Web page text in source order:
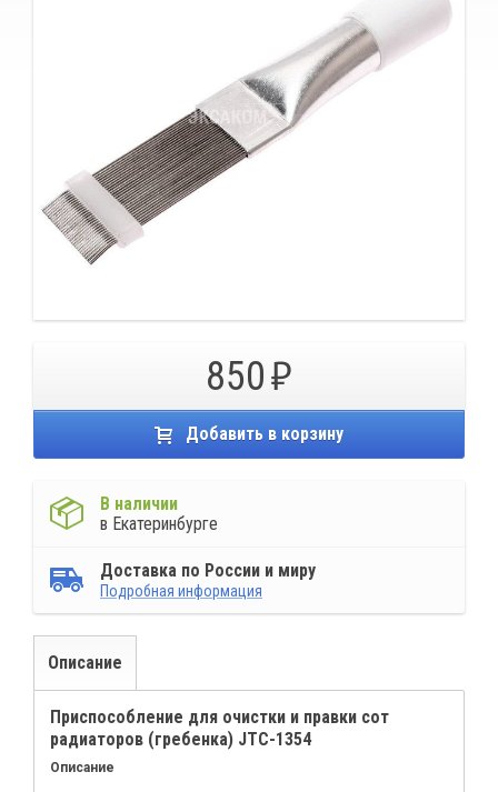
850
Добавить в корзину
В наличии
в Екатеринбурге
Доставка по России и миру
Подробная информация
Описание
Приспособление для очистки и правки сот
радиаторов (гребенка) JTC-1354
Описание